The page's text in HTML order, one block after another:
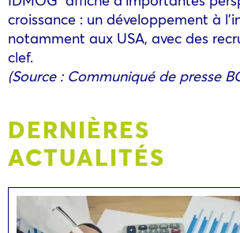
croissance : un développement à
notamment aux USA, avec des
clef.
(Source : Communiqué de presse
DERNIÈRES
ACTUALITÉS